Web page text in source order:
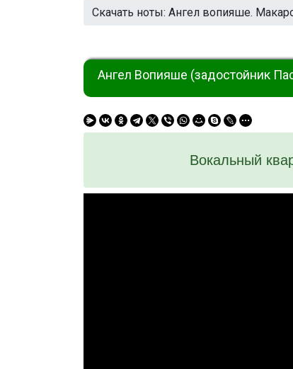
Скачать ноты: Ангел вопияше.
Ангел Вопияше (задостойник
Вокальный